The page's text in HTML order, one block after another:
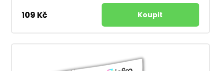
109 Kč